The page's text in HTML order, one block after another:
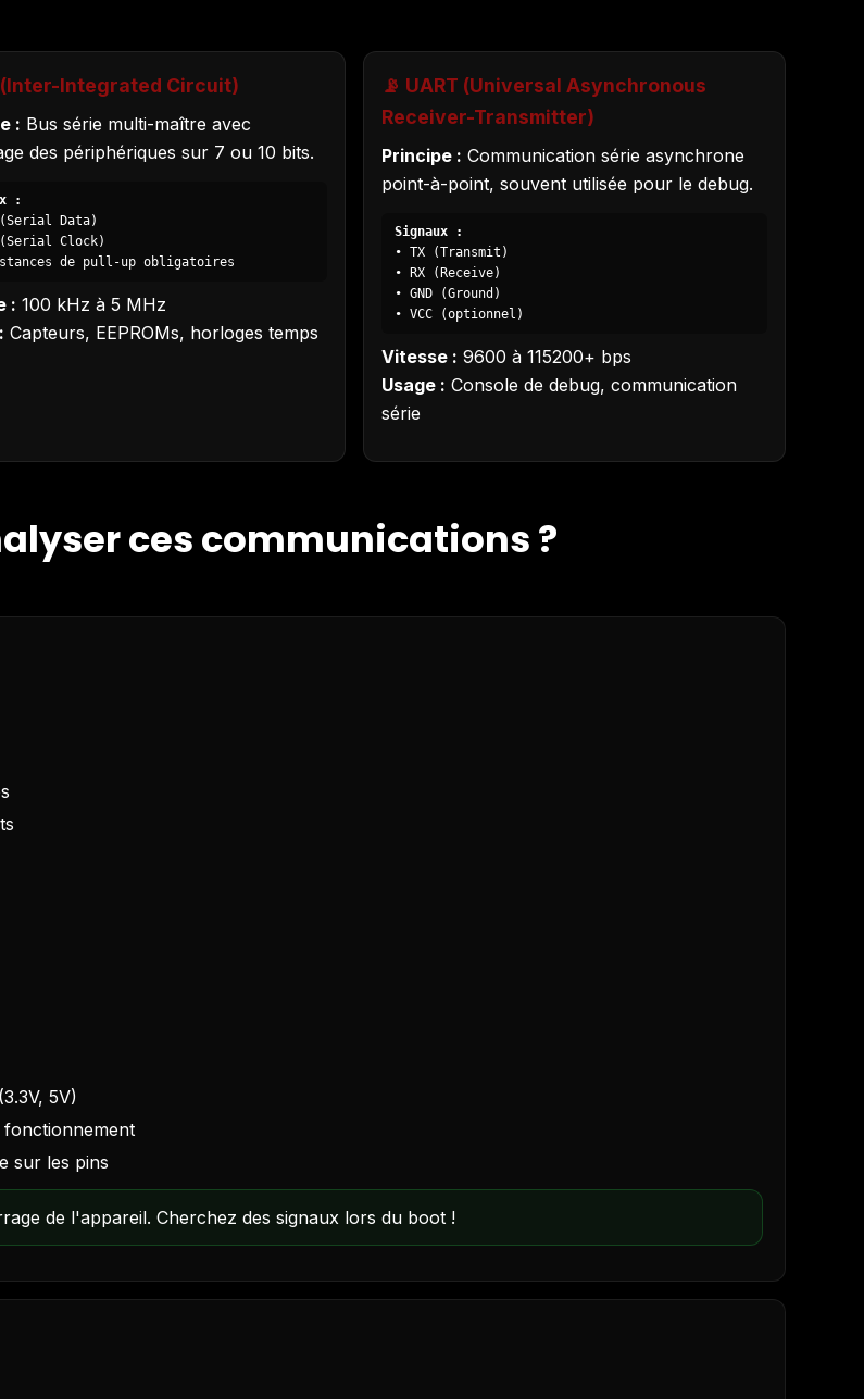
(Inter-Integrated Circuit)
: Bus série multi-maître avec
des périphériques sur 7 ou 10 bits.
:
(Serial Data)
(Serial Clock)
de pull-up obligatoires
: 100 kHz à 5 MHz
Capteurs, EEPROMs, horloges temps
📡 UART (Universal Asynchronous
Receiver-Transmitter)
Principe : Communication série asynchrone
point-à-point, souvent utilisée pour le debug.
Signaux :
• TX (Transmit)
• RX (Receive)
• GND (Ground)
• VCC (optionnel)
Vitesse : 9600 à 115200+ bps
Usage : Console de debug, communication
série
ces communications ?
5V)
sur les pins
de l'appareil. Cherchez des signaux lors du boot !